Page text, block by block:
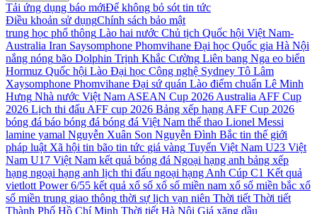
Tải ứng dụng báo mớiĐể không bỏ sót tin tức
Điều khoản sử dụngChính sách bảo mật
trung học phổ thông Lào hai nước Chủ tịch Quốc hội Việt Nam-
Australia Iran Saysomphone Phomvihane Đại học Quốc gia Hà Nội
nắng nóng bão Dolphin Trịnh Khắc Cường Liên bang Nga eo biển
Hormuz Quốc hội Lào Đại học Công nghệ Sydney Tô Lâm
Xaysomphone Phomvihane Đại sứ quán Lào điểm chuẩn Lê Minh
Hưng Nhà nước Việt Nam ASEAN Cup 2026 Australia AFF Cup
2026 Lịch thi đấu AFF cup 2026 Bảng xếp hạng AFF Cup 2026
bóng đá báo bóng đá bóng đá Việt Nam thể thao Lionel Messi
lamine yamal Nguyễn Xuân Son Nguyễn Đình Bắc tin thế giới
pháp luật Xã hội tin bão tin tức giá vàng Tuyển Việt Nam U23 Việt
Nam U17 Việt Nam kết quả bóng đá Ngoại hạng anh bảng xếp
hạng ngoại hạng anh lịch thi đấu ngoại hạng Anh Cúp C1 Kết quả
vietlott Power 6/55 kết quả xổ số xổ số miền nam xổ số miền bắc xổ
số miền trung giao thông thời sự lịch vạn niên Thời tiết Thời tiết
Thành Phố Hồ Chí Minh Thời tiết Hà Nội Giá xăng dầu